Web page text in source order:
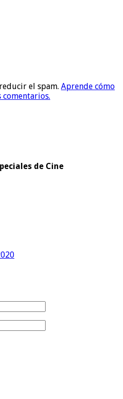
el spam. Aprende cómo
comentarios.
de Cine